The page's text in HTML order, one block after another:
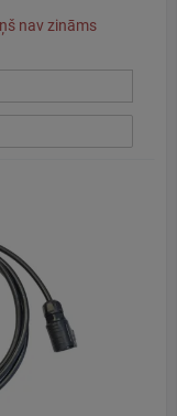
nav zināms